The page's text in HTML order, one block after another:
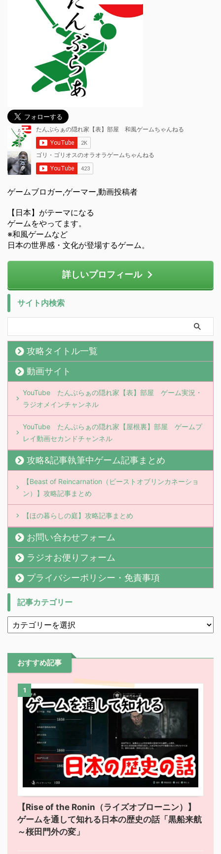
ゲームブロガー,ゲーマー,動画投稿者
【日本】がテーマになる
ゲームをやってます。
※和風ゲームなど
日本の世界感・文化が登場するゲーム。
詳しいプロフィール
サイト内検索
攻略タイトル一覧
動画サイト
YouTube たんぶらぁの隠れ家【表】部屋 ゲーム実況・
ラジオメインチャンネル
YouTube たんぶらぁの隠れ家【屋根裏】部屋 ゲームプ
レイ動画セカンドチャンネル
攻略&記事執筆中ゲーム記事まとめ
【Beast of Reincarnation（ビーストオブリンカネーショ
ン）】攻略記事まとめ
【ほの暮らしの庭】攻略記事まとめ
お問い合わせフォーム
ラジオお便りフォーム
プライバシーポリシー・免責事項
記事カテゴリー
おすすめ記事
1
【Rise of the Ronin（ライズオブローニン）】
ゲームを通して知れる日本の歴史の話「黒船来航
～桜田門外の変」